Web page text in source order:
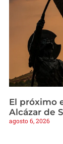
El próximo
Alcázar de
agosto 6, 2026